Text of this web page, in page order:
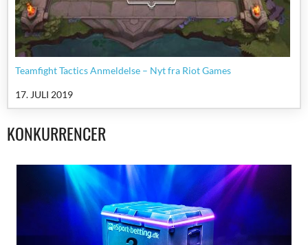
Teamfight Tactics Anmeldelse – Nyt fra Riot Games
17. JULI 2019
KONKURRENCER